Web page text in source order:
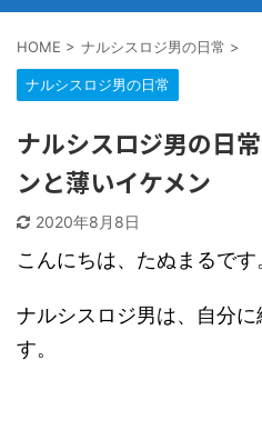
HOME > ナルシスロジ男の日常 >
ナルシスロジ男の日常
ナルシスロジ男の日
ンと薄いイケメン
2020年8月8日
こんにちは、たぬまるです
ナルシスロジ男は、自分
す。